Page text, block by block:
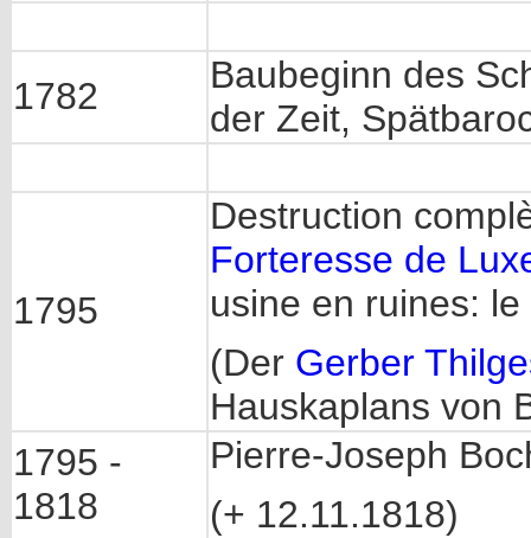
1782
Baubeginn des
der Zeit,
1795
Destruction
Forteresse de
usine en ruines:
(Der Gerber
Hauskaplans von
1795 -
1818
Pierre-Joseph
(+ 12.11.1818)